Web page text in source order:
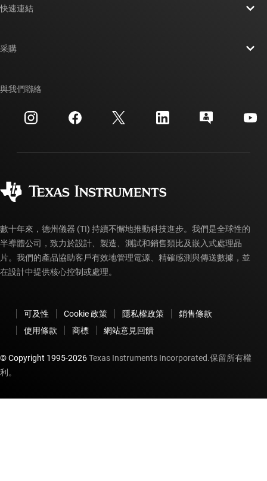
投資人關系
製造
快速連結
交互參考搜索
客戶支援中心
myTI 帳戶常見問題解答
采購
訂購 FAQ
與我們聯絡
數十年來，德州儀器 (TI) 持續不懈地推動科技進步。我們是全球性的
半導體公司，致力於設計、製造、測試和銷售類比及嵌入式處理晶
片。我們的產品協助客戶有效地管理電源、精確感測與傳送數據，並
在設計中提供核心控制或處理。
可及性 Cookie 政策 隱私權政策
銷售條款
使用條款
商標 網站意見回饋
© Copyright 1995-2026Texas Instruments Incorporated.保留所有權
利。